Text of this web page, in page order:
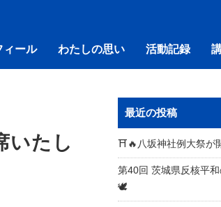
ィール わたしの思い 活動記録
いたし
最近の投稿
⛩️🔥八坂神社例大祭が
第40回 茨城県反核平
🕊️